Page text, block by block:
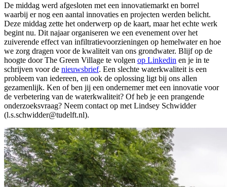
De middag werd afgesloten met een innovatiemarkt en borrel
waarbij er nog een aantal innovaties en projecten werden belicht.
Deze middag zette het onderwerp op de kaart, maar het echte werk
begint nu. Dit najaar organiseren we een evenement over het
zuiverende effect van infiltratievoorzieningen op hemelwater en hoe
we zorg dragen voor de kwaliteit van ons grondwater. Blijf op de
hoogte door The Green Village te volgen op Linkedin en je in te
schrijven voor de nieuwsbrief. Een slechte waterkwaliteit is een
probleem van iedereen, en ook de oplossing ligt bij ons allen
gezamenlijk. Ken of ben jij een ondernemer met een innovatie voor
de verbetering van de waterkwaliteit? Of heb je een prangende
onderzoeksvraag? Neem contact op met Lindsey Schwidder
(l.s.schwidder@tudelft.nl).